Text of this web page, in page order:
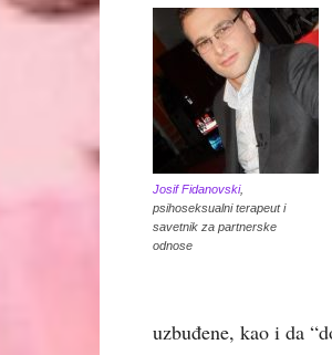
Josif Fidanovski,
psihoseksualni terapeut i
savetnik za partnerske
odnose
uzbuđene, kao i da